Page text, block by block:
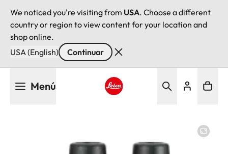
We noticed you're visiting from USA. Choose a different
country or region to view content for your location and
shop online.
USA (English)
Continuar
Menú